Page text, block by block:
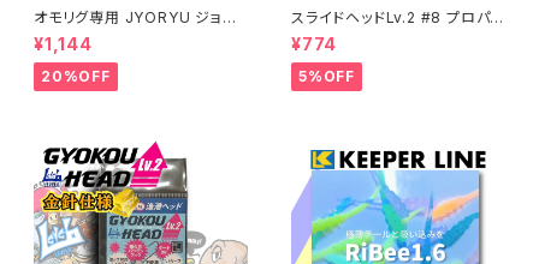
オモリグ専用 JYORYU ジョウ
リュウ【CRONO】
¥1,144
20%OFF
スライドヘッドLv.2 #8 プロパッ
ク 各ウエイト【JigHeadMani
a】
¥774
5%OFF